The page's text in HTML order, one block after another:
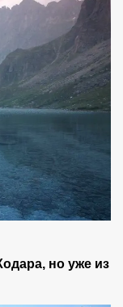
но уже из